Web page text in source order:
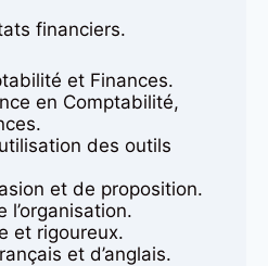
financiers.
et Finances.
en Comptabilité,
des outils
et de proposition.
l’organisation.
et rigoureux.
et d’anglais.